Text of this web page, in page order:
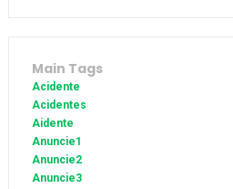
Main Tags
Acidente
Acidentes
Aidente
Anuncie1
Anuncie2
Anuncie3